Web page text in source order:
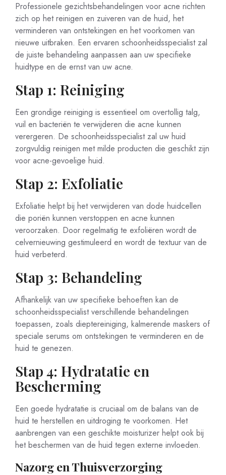
Professionele gezichtsbehandelingen voor acne richten
zich op het reinigen en zuiveren van de huid, het
verminderen van ontstekingen en het voorkomen van
nieuwe uitbraken. Een ervaren schoonheidsspecialist zal
de juiste behandeling aanpassen aan uw specifieke
huidtype en de ernst van uw acne.
Stap 1: Reiniging
Een grondige reiniging is essentieel om overtollig talg,
vuil en bacteriën te verwijderen die acne kunnen
verergeren. De schoonheidsspecialist zal uw huid
zorgvuldig reinigen met milde producten die geschikt zijn
voor acne-gevoelige huid.
Stap 2: Exfoliatie
Exfoliatie helpt bij het verwijderen van dode huidcellen
die poriën kunnen verstoppen en acne kunnen
veroorzaken. Door regelmatig te exfoliëren wordt de
celvernieuwing gestimuleerd en wordt de textuur van de
huid verbeterd.
Stap 3: Behandeling
Afhankelijk van uw specifieke behoeften kan de
schoonheidsspecialist verschillende behandelingen
toepassen, zoals dieptereiniging, kalmerende maskers of
speciale serums om ontstekingen te verminderen en de
huid te genezen.
Stap 4: Hydratatie en
Bescherming
Een goede hydratatie is cruciaal om de balans van de
huid te herstellen en uitdroging te voorkomen. Het
aanbrengen van een geschikte moisturizer helpt ook bij
het beschermen van de huid tegen externe invloeden.
Nazorg en Thuisverzorging